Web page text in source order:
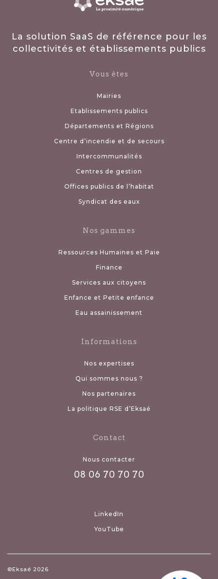
La solution SaaS de référence pour les
collectivités et établissements publics
Vous êtes
Mairies
Etablissements publics
Départements et Régions
Centre d’incendie et de secours
Intercommunalités
Centres de gestion
Offices publics de l’habitat
Syndicat des eaux
Nos gammes
Ressources Humaines et Paie
Finance
Services aux citoyens
Enfance et Petite enfance
Eau assainissement
Informations
Nos expertises
Qui sommes nous ?
Nos partenaires
La politique RSE d’Eksaé
Contact
Nous contacter
08 06 70 70 70
LinkedIn
YouTube
©Eksaé 2026